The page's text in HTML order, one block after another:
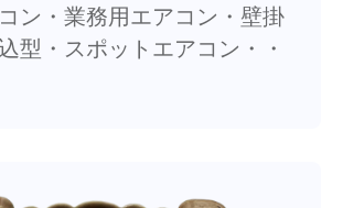
ン・業務用エアコン・壁掛
型・スポットエアコン・・